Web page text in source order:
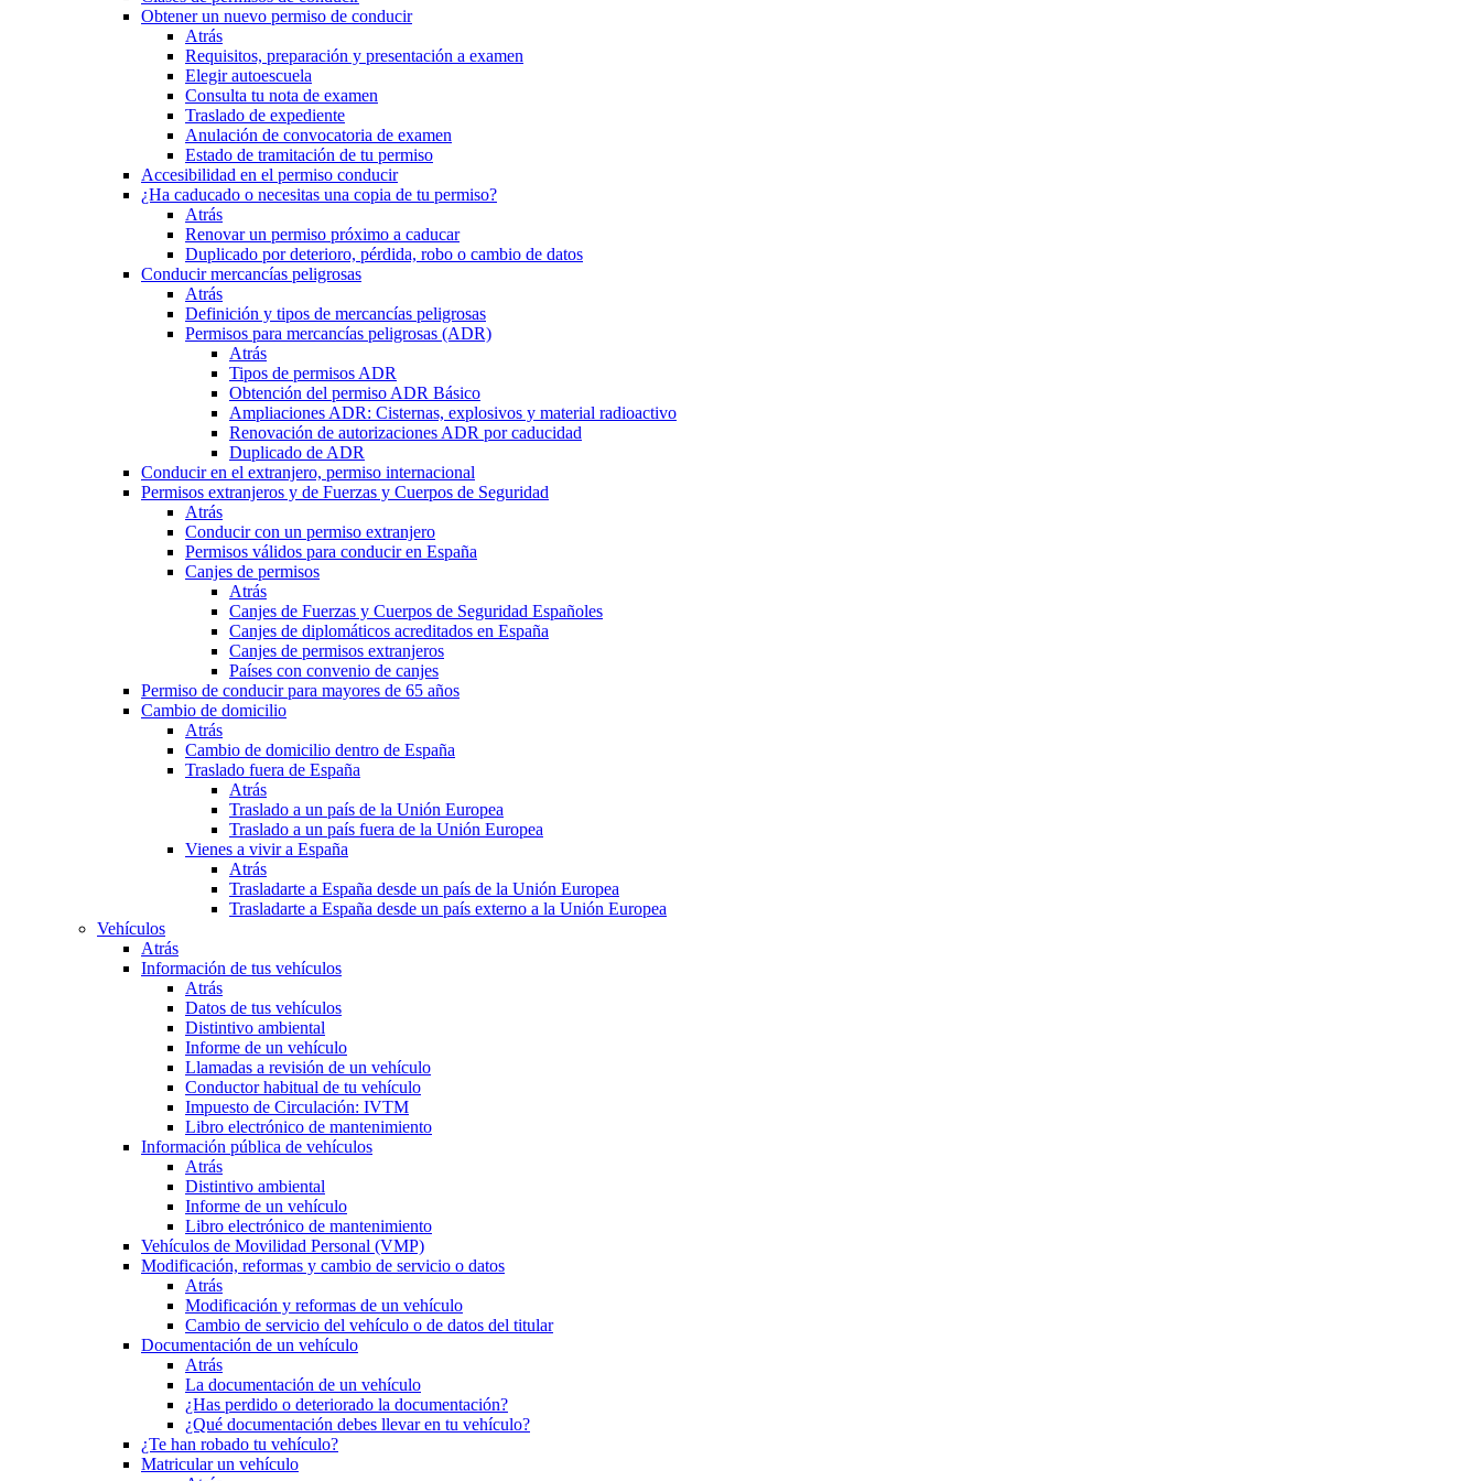
Obtener un nuevo permiso de conducir
Atrás
Requisitos, preparación y presentación a examen
Elegir autoescuela
Consulta tu nota de examen
Traslado de expediente
Anulación de convocatoria de examen
Estado de tramitación de tu permiso
Accesibilidad en el permiso conducir
¿Ha caducado o necesitas una copia de tu permiso?
Atrás
Renovar un permiso próximo a caducar
Duplicado por deterioro, pérdida, robo o cambio de datos
Conducir mercancías peligrosas
Atrás
Definición y tipos de mercancías peligrosas
Permisos para mercancías peligrosas (ADR)
Atrás
Tipos de permisos ADR
Obtención del permiso ADR Básico
Ampliaciones ADR: Cisternas, explosivos y material radioactivo
Renovación de autorizaciones ADR por caducidad
Duplicado de ADR
Conducir en el extranjero, permiso internacional
Permisos extranjeros y de Fuerzas y Cuerpos de Seguridad
Atrás
Conducir con un permiso extranjero
Permisos válidos para conducir en España
Canjes de permisos
Atrás
Canjes de Fuerzas y Cuerpos de Seguridad Españoles
Canjes de diplomáticos acreditados en España
Canjes de permisos extranjeros
Países con convenio de canjes
Permiso de conducir para mayores de 65 años
Cambio de domicilio
Atrás
Cambio de domicilio dentro de España
Traslado fuera de España
Atrás
Traslado a un país de la Unión Europea
Traslado a un país fuera de la Unión Europea
Vienes a vivir a España
Atrás
Trasladarte a España desde un país de la Unión Europea
Trasladarte a España desde un país externo a la Unión Europea
Vehículos
Atrás
Información de tus vehículos
Atrás
Datos de tus vehículos
Distintivo ambiental
Informe de un vehículo
Llamadas a revisión de un vehículo
Conductor habitual de tu vehículo
Impuesto de Circulación: IVTM
Libro electrónico de mantenimiento
Información pública de vehículos
Atrás
Distintivo ambiental
Informe de un vehículo
Libro electrónico de mantenimiento
Vehículos de Movilidad Personal (VMP)
Modificación, reformas y cambio de servicio o datos
Atrás
Modificación y reformas de un vehículo
Cambio de servicio del vehículo o de datos del titular
Documentación de un vehículo
Atrás
La documentación de un vehículo
¿Has perdido o deteriorado la documentación?
¿Qué documentación debes llevar en tu vehículo?
¿Te han robado tu vehículo?
Matricular un vehículo